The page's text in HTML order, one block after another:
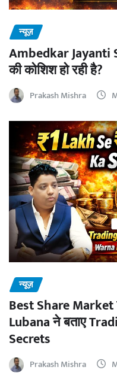
न्यूज़
Ambedkar Jayanti
की कोशिश हो रही है?
Prakash Mishra
न्यूज़
Best Share
Lubana ने बताए
Secrets
Prakash Mishra